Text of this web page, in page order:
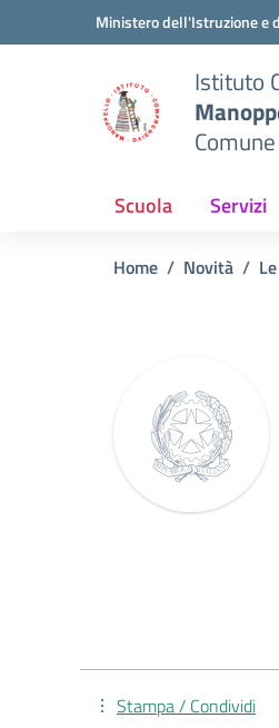
Vai ai contenuti
Vai al menu di navigazione
Ministero dell'Istruzione e
Istituto
Scuola Servizi
Home Novità
Stampa / Condividi